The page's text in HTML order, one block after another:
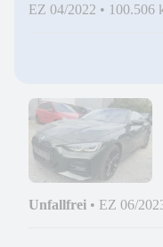
EZ 04/2022 • 100.506
Unfallfrei • EZ 06/